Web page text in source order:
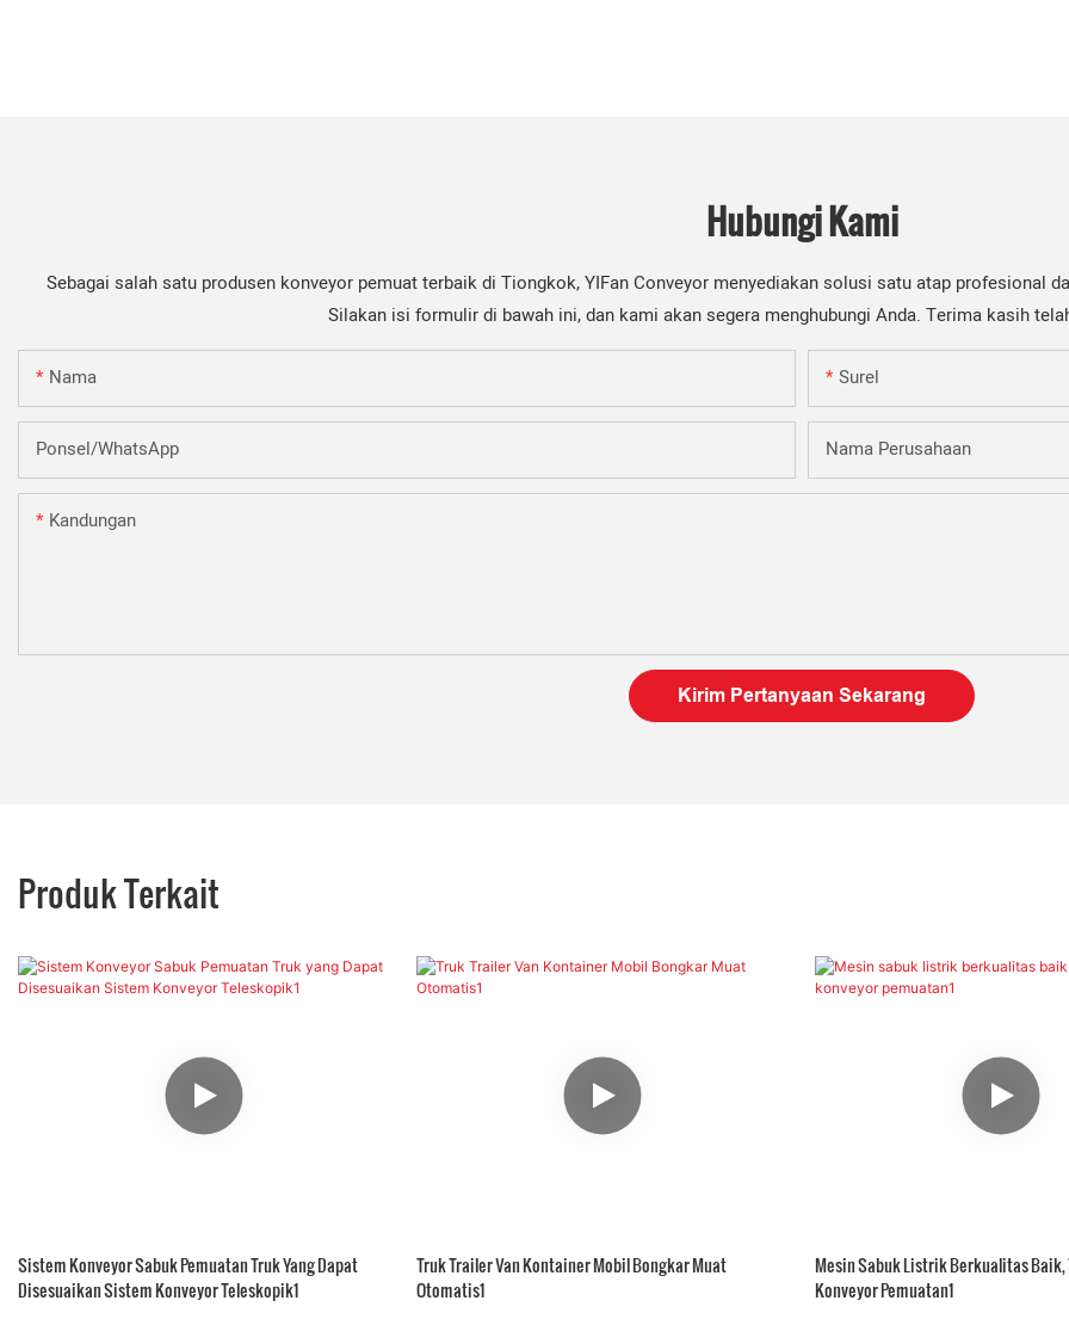
Hubungi Kami
Sebagai salah satu produsen konveyor pemuat terbaik di Tiongkok, YIFan Conveyor menyediakan solusi satu atap profesional
Silakan isi formulir di bawah ini, dan kami akan segera menghubungi Anda. Terima kasih
Nama Surel
Ponsel/WhatsApp Nama Perusahaan
Kandungan
Kirim Pertanyaan Sekarang
Produk Terkait
Sistem Konveyor Sabuk Pemuatan Truk Yang Dapat
Disesuaikan Sistem Konveyor Teleskopik1
Truk Trailer Van Kontainer Mobil Bongkar Muat
Otomatis1
Mesin Sabuk Listrik Berkualitas Baik,
Konveyor Pemuatan1